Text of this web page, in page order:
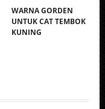
WARNA GORDEN
UNTUK CAT TEMBOK
KUNING